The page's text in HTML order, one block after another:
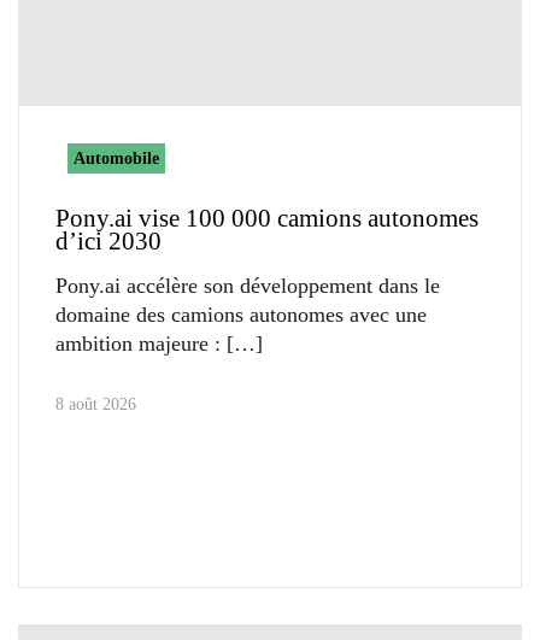
Automobile
Pony.ai vise 100 000 camions autonomes
d’ici 2030
Pony.ai accélère son développement dans le
domaine des camions autonomes avec une
ambition majeure :
8 août 2026